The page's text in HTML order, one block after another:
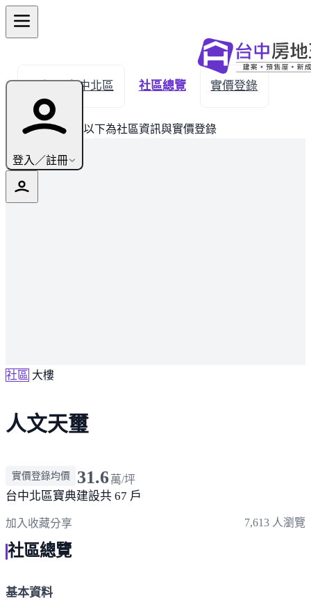
登入／註冊
← 返回台中北區 社區總覽 實價登錄
此建案已完銷，以下為社區資訊與實價登錄
社區 大樓
人文天璽
實價登錄均價 31.6萬/坪
台中北區寶典建設共 67 戶
加入收藏分享 7,613 人瀏覽
社區總覽
基本資料